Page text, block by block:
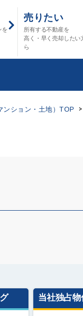
を
売りたい
所有する不動産を
高く・早く売却したい
ら
ンション・土地）TOP
当社独占